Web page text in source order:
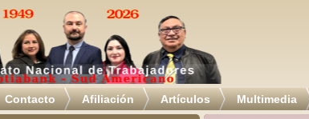
Contacto Afiliación Artículos Multimedia